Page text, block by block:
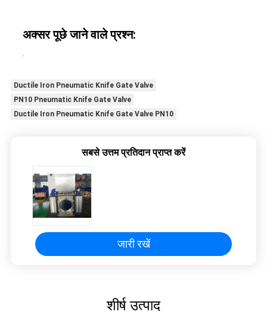
अक्सर पूछे जाने वाले प्रश्न:
Ductile Iron Pneumatic Knife Gate Valve
PN10 Pneumatic Knife Gate Valve
Ductile Iron Pneumatic Knife Gate Valve PN10
सबसे उत्तम प्रतिदान प्राप्त करें
जारी रखें
शीर्ष उत्पाद